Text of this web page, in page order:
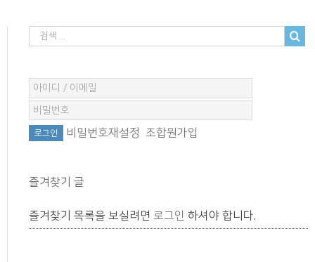
비밀번호재설정 조합원가입
즐겨찾기 글
즐겨찾기 목록을 보실려면 로그인 하셔야 합니다.